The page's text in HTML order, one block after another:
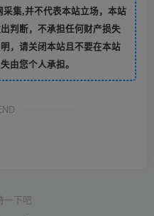
集,并不代表本站立场，本站
判断，不承担任何财产损失
，请关闭本站且不要在本站
由您个人承担。
一下吧